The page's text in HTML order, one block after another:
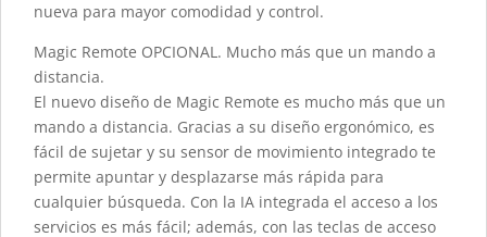
nueva para mayor comodidad y control.
Magic Remote OPCIONAL. Mucho más que un mando a
distancia.
El nuevo diseño de Magic Remote es mucho más que un
mando a distancia. Gracias a su diseño ergonómico, es
fácil de sujetar y su sensor de movimiento integrado te
permite apuntar y desplazarse más rápida para
cualquier búsqueda. Con la IA integrada el acceso a los
servicios es más fácil; además, con las teclas de acceso